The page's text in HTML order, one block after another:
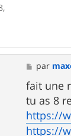
M
e
s
s
a
g
e
par
fait une
tu as 8
https://
https://